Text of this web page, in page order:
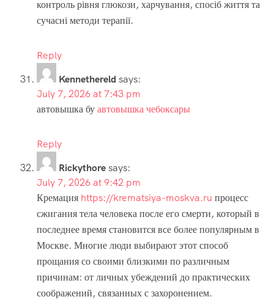
контроль рівня глюкози, харчування, спосіб життя та
сучасні методи терапії.
Reply
Kennethereld says:
July 7, 2026 at 7:43 pm
автовышка буавтовышка чебоксары
Reply
Rickythoresays:
July 7, 2026 at 9:42 pm
Кремация https://krematsiya-moskva.ru процесс
сжигания тела человека после его смерти, который в
последнее время становится все более популярным в
Москве. Многие люди выбирают этот способ
прощания со своими близкими по различным
причинам: от личных убеждений до практических
соображений, связанных с захоронением.